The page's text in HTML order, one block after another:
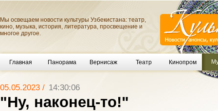
Мы освещаем новости культуры Узбекистана: театр,
кино, музыка, история, литература, просвещение и
многое другое.
Главная Панорама Вернисаж Театр Кинопром
05.05.2023 / 14:30:06
"Ну, наконец-то!"